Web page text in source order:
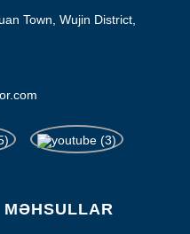
Town, Wujin District,
MƏHSULLAR